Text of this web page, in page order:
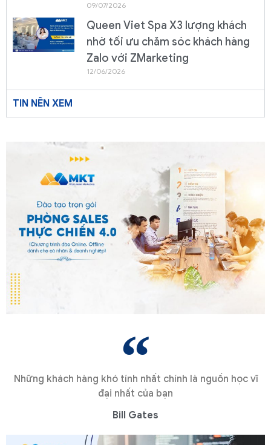
09/07/2026
Queen Viet Spa X3 lượng khách
nhờ tối ưu chăm sóc khách hàng
Zalo với ZMarketing
12/06/2026
TIN NÊN XEM
Những khách hàng khó tính nhất chính là nguồn học vĩ
đại nhất của bạn
Bill Gates